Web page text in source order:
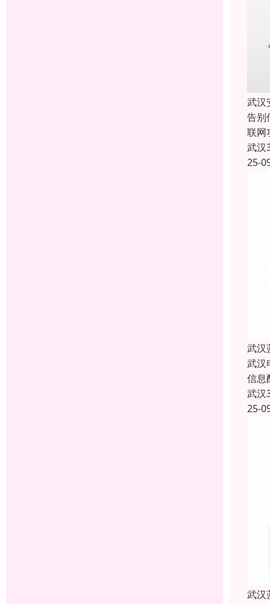
武汉
告别
联网
武汉
25-
武汉
武汉
信息
武汉
25-
武汉